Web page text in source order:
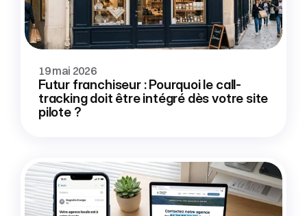
19 mai 2026
Futur franchiseur : Pourquoi le call-
tracking doit être intégré dès votre site
pilote ?